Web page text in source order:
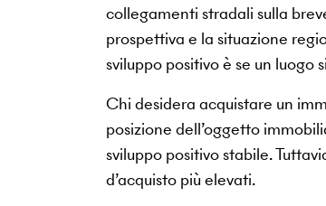
collegamenti stradali sulla
prospettiva e la situazione
sviluppo positivo è se un
Chi desidera acquistare un
posizione dell’oggetto
sviluppo positivo stabile.
d’acquisto più elevati.